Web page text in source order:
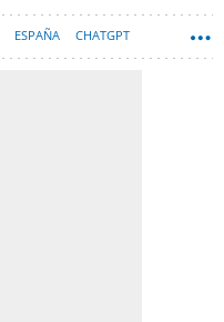
ESPAÑA CHATGPT